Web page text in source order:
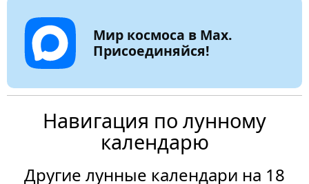
Мир космоса в Max.
Присоединяйся!
Навигация по лунному
календарю
Другие лунные календари на 18